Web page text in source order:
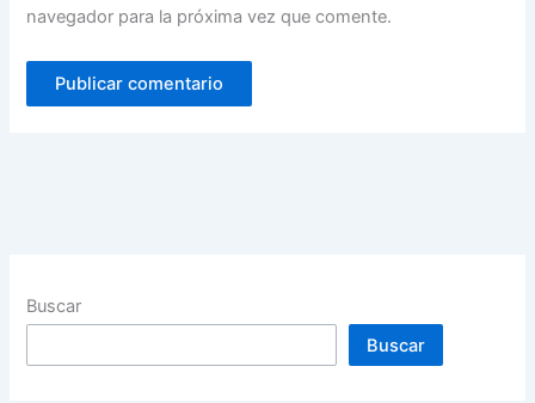
navegador para la próxima vez que comente.
Buscar
Buscar